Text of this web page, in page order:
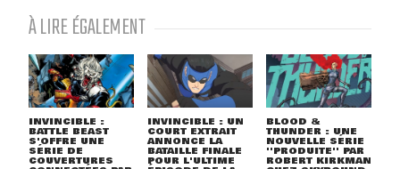
À LIRE ÉGALEMENT
INVINCIBLE :
BATTLE BEAST
S'OFFRE UNE
SÉRIE DE
COUVERTURES
INVINCIBLE : UN
COURT EXTRAIT
ANNONCE LA
BATAILLE FINALE
POUR L'ULTIME
BLOOD &
THUNDER : UNE
NOUVELLE SÉRIE
''PRODUITE'' PAR
ROBERT KIRKMAN